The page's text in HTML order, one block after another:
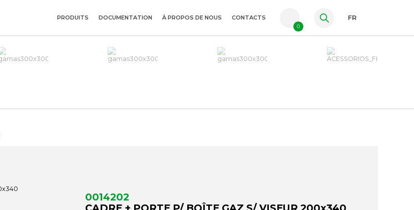
ES
PRODUITS DOCUMENTATION À PROPOS DE NOUS CONTACTS
0
FR
0014202